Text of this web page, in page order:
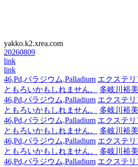
yakko.k2.xrea.com
20260809
link
link
46,Pd,パラジウム,Palladium エクステリ
ともろいかもしれません。
多岐川裕美
46,Pd,パラジウム,Palladium エクステリ
ともろいかもしれません。
多岐川裕美
46,Pd,パラジウム,Palladium エクステリ
ともろいかもしれません。
多岐川裕美
46,Pd,パラジウム,Palladium エクステリ
ともろいかもしれません。
多岐川裕美
46,Pd,パラジウム,Palladium エクステリ